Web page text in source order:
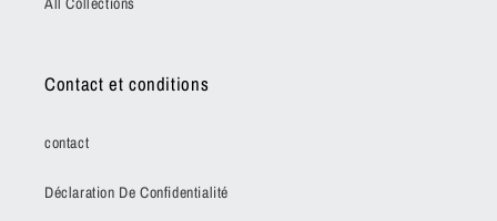
Contact et conditions
contact
Déclaration De Confidentialité